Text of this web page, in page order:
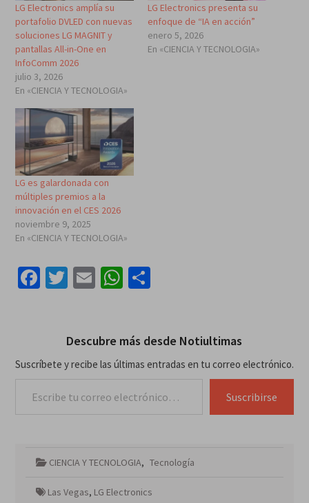
LG Electronics amplía su
portafolio DVLED con nuevas
soluciones LG MAGNIT y
pantallas All-in-One en
InfoComm 2026
julio 3, 2026
En «CIENCIA Y TECNOLOGIA»
LG Electronics presenta su
enfoque de “IA en acción”
enero 5, 2026
En «CIENCIA Y TECNOLOGIA»
LG es galardonada con
múltiples premios a la
innovación en el CES 2026
noviembre 9, 2025
En «CIENCIA Y TECNOLOGIA»
Facebook
Twitter
EmailWhatsApp
Compartir
Descubre más desde Notiultimas
Suscríbete y recibe las últimas entradas en tu correo electrónico.
Suscribirse
CIENCIA Y TECNOLOGIA, Tecnología
Las Vegas, LG Electronics